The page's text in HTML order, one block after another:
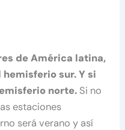
de América latina,
sur. Y si
norte. Si no
estaciones
será verano y así